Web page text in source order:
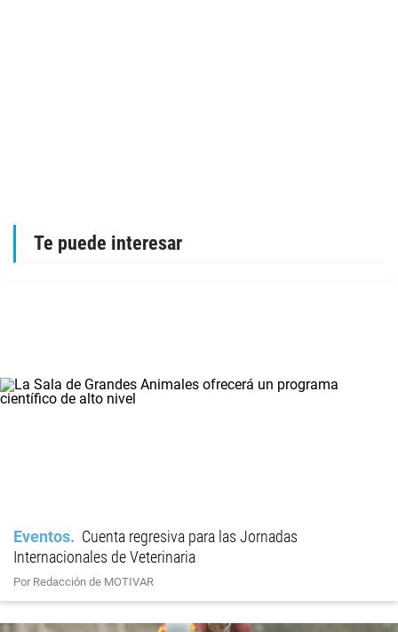
Te puede interesar
Eventos
Cuenta regresiva para las Jornadas
Internacionales de Veterinaria
Por Redacción de MOTIVAR